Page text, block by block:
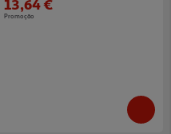
13,64 €
Promoção